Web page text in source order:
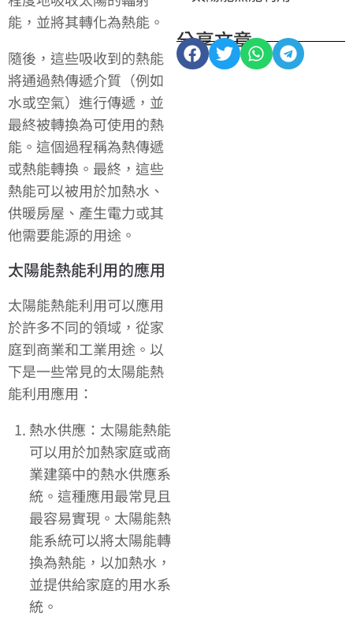
能，並將其轉化為熱能。
隨後，這些吸收到的熱能
將通過熱傳遞介質（例如
水或空氣）進行傳遞，並
最終被轉換為可使用的熱
能。這個過程稱為熱傳遞
或熱能轉換。最終，這些
熱能可以被用於加熱水、
供暖房屋、產生電力或其
他需要能源的用途。
太陽能熱能利用的應用
太陽能熱能利用可以應用
於許多不同的領域，從家
庭到商業和工業用途。以
下是一些常見的太陽能熱
能利用應用：
熱水供應：太陽能熱能
可以用於加熱家庭或商
業建築中的熱水供應系
統。這種應用最常見且
最容易實現。太陽能熱
能系統可以將太陽能轉
換為熱能，以加熱水，
並提供給家庭的用水系
統。
分享文章